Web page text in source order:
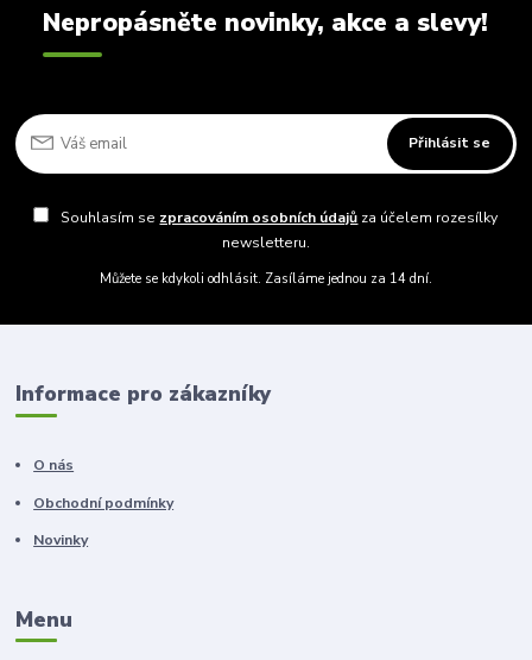
Nepropásněte novinky, akce a slevy!
Přihlásit se
Souhlasím se zpracováním osobních údajů za účelem rozesílky
newsletteru.
Můžete se kdykoli odhlásit. Zasíláme jednou za 14 dní.
Informace pro zákazníky
O nás
Obchodní podmínky
Novinky
Menu